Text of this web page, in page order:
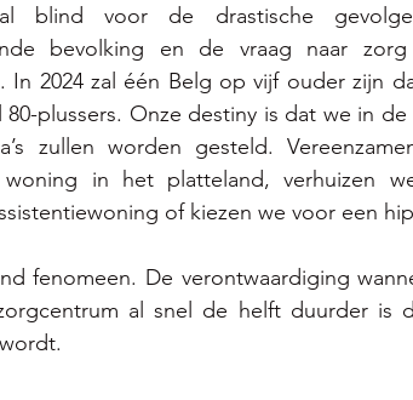
blind voor de drastische
bevolking en de vraag naar
In 2024 zal één Belg op vijf ouder zijn
plussers. Onze destiny is dat we in
zullen worden gesteld.
woning in het platteland, verhuizen
of kiezen we voor een
fenomeen. De verontwaardiging
al snel de helft duurder is